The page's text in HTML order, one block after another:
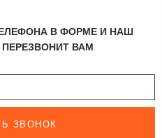
В ФОРМЕ И НАШ
ВАМ
ЗВОНОК